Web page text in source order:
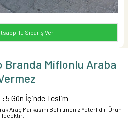
ile Sipariş Ver
Branda Miflonlu Araba
: 5 Gün İçinde Teslim
Araç Markasını Belirtmeniz Yeterlidir Ürün